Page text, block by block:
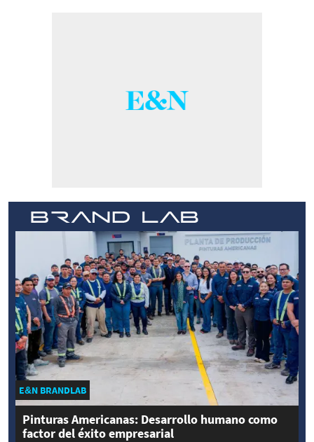
E&N BRANDLAB
Pinturas Americanas: Desarrollo humano como
factor del éxito empresarial